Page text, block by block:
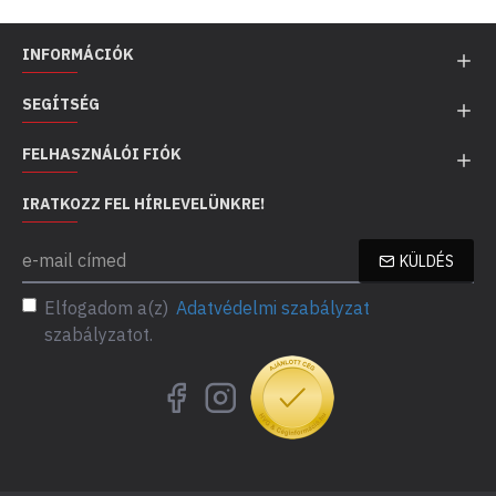
INFORMÁCIÓK
SEGÍTSÉG
FELHASZNÁLÓI FIÓK
IRATKOZZ FEL HÍRLEVELÜNKRE!
KÜLDÉS
Elfogadom a(z) Adatvédelmi szabályzat
szabályzatot.